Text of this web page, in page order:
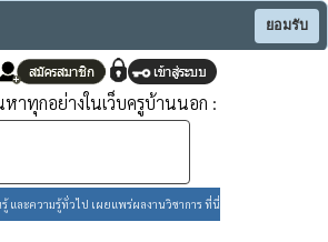
ยอมรับ
าทุกอย่างในเว็บครูบ้านนอก :
และความรู้ทั่วไป เผยแพร่ผลงานวิชาการ ที่นี่